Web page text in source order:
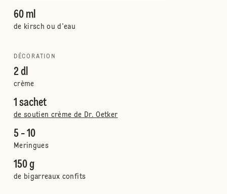
60 ml
de kirsch ou d'eau
DÉCORATION
2 dl
crème
1 sachet
de soutien crème de Dr. Oetker
5 - 10
Meringues
150 g
de bigarreaux confits